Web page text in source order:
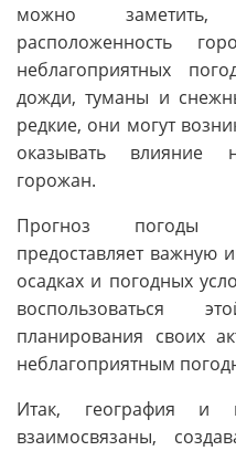
можно заметить,
расположенность
неблагоприятных
дожди, туманы и
редкие, они могут
оказывать влияние
горожан.
Прогноз погоды
предоставляет важную
осадках и погодных
воспользоваться
планирования своих
неблагоприятным
Итак, география и
взаимосвязаны,